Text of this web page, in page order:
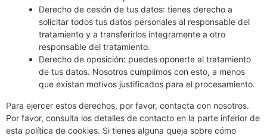
Derecho de cesión de tus datos: tienes derecho a
solicitar todos tus datos personales al responsable del
tratamiento y a transferirlos íntegramente a otro
responsable del tratamiento.
Derecho de oposición: puedes oponerte al tratamiento
de tus datos. Nosotros cumplimos con esto, a menos
que existan motivos justificados para el procesamiento.
Para ejercer estos derechos, por favor, contacta con nosotros.
Por favor, consulta los detalles de contacto en la parte inferior de
esta política de cookies. Si tienes alguna queja sobre cómo